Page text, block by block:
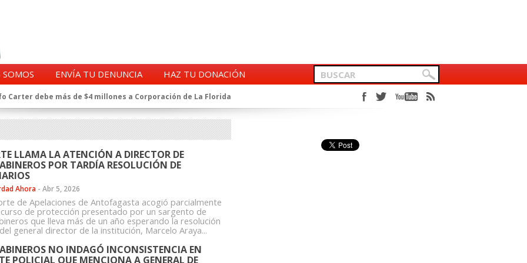
ENVÍA TU DENUNCIA
HAZ TU DONACIÓN
Carter debe más de $4 millones a Corporación de La Florida
de la CIA en Chile tras archivos desclasificados por Trump
exprefecto de Carabineros de Talca por supuesto fraude al
al Alto Mando de la PDI
de Carabineros en el ajedrez del caso Huracán
imputado en caso Huracán, según chats en poder de la Fiscalía
vínculos con jueces del Grupo Arauco de Angelini
La denuncia que Carabineros ignoró
a Clínica Las Condes, vinculada al ministro Jaime Mañalich
de oficiales de la FACH recontratados por la DGAC
LLAMA LA ATENCIÓN A DIRECTOR DE
POR TARDÍA RESOLUCIÓN DE
Ahora - Abr 5, 2026
de Apelaciones de Antofagasta acogió parcialmente
de protección presentado por un sargento de
que lleva más de un año esperando la resolución
general director de la institución, Marcelo Araya...
NO INDAGÓ INCONSISTENCIA EN
POLICIAL QUE MENCIONA A GENERAL DE